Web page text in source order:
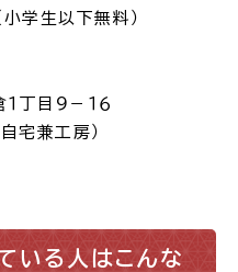
小学生以下無料）
丁目９－１６
兼工房）
いる人はこんな